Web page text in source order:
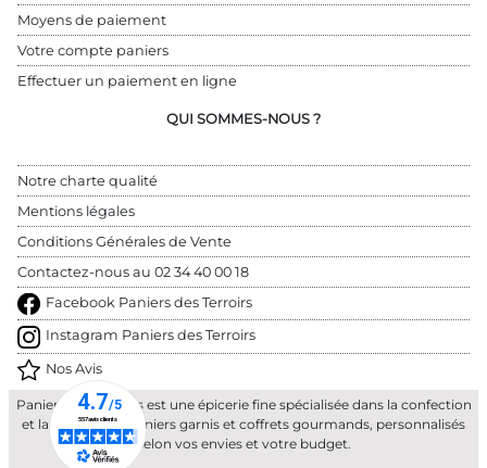
Moyens de paiement
Votre compte paniers
Effectuer un paiement en ligne
QUI SOMMES-NOUS ?
Notre charte qualité
Mentions légales
Conditions Générales de Vente
Contactez-nous au 02 34 40 00 18
Facebook Paniers des Terroirs
Instagram Paniers des Terroirs
Nos Avis
Paniers des Terroirs est une épicerie fine spécialisée dans la confection
et la livraison de paniers garnis et coffrets gourmands, personnalisés
selon vos envies et votre budget.